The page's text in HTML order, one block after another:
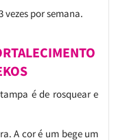
vezes por semana.
é de rosquear e
A cor é um bege um